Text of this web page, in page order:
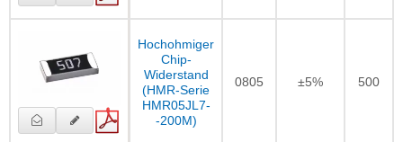
Hochohmiger
Chip-
Widerstand
(HMR-Serie
HMR05JL7-
-200M)
0805 ±5% 500